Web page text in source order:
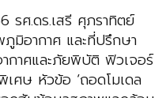
รศ.ดร.เสรี ศุภราทิตย์
มิอากาศ และที่ปรึกษา
กาศและภัยพิบัติ ฟิวเจอร์
เศษ หัวข้อ ‘ถอดโมเดล